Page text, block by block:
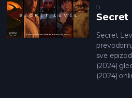
Fi
Secret
Secret
sve
(2024)
(2024)